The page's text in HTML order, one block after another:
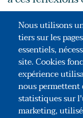
L'ANF participe
travail du
bailleurs de
Banque
régionales
mise en place
les universités
Nous utilisons
tiers sur les
essentiels,
site. Cookies
expérience
nous permettent
statistiques sur
marketing,